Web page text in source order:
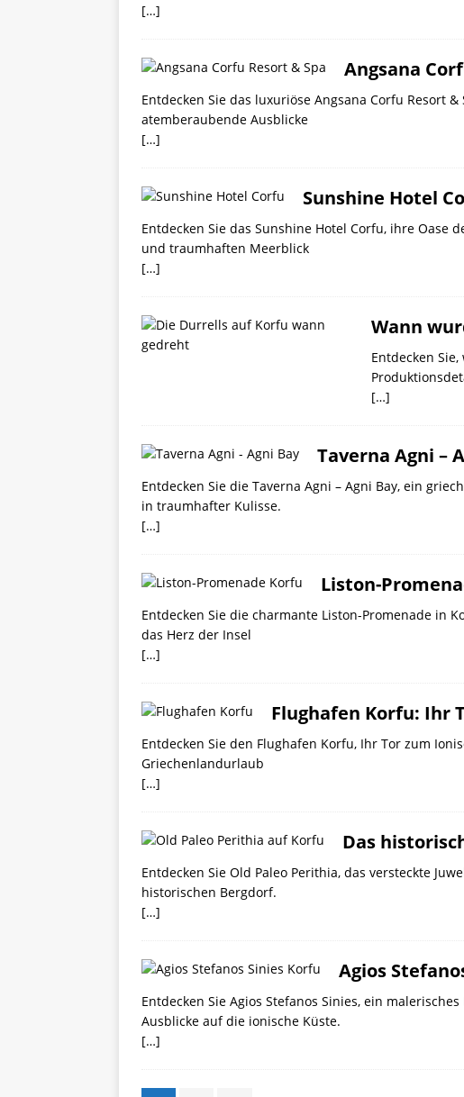
[…]
Angsana
Entdecken Sie das luxuriöse Angsana Corfu Resort
atemberaubende Ausblicke
[…]
Sunshine Hotel
Entdecken Sie das Sunshine Hotel Corfu, ihre
und traumhaften Meerblick
[…]
Wann
Entdecken
[…]
Taverna Agni –
Entdecken Sie die Taverna Agni – Agni Bay, ein
in traumhafter Kulisse.
[…]
Liston-
Entdecken Sie die charmante Liston-Promenade in
das Herz der Insel
[…]
Flughafen Korfu: Ihr
Entdecken Sie den Flughafen Korfu, Ihr Tor zum
Griechenlandurlaub
[…]
Das
Entdecken Sie Old Paleo Perithia, das versteckte
historischen Bergdorf.
[…]
Agios
Entdecken Sie Agios Stefanos Sinies, ein
Ausblicke auf die ionische Küste.
[…]